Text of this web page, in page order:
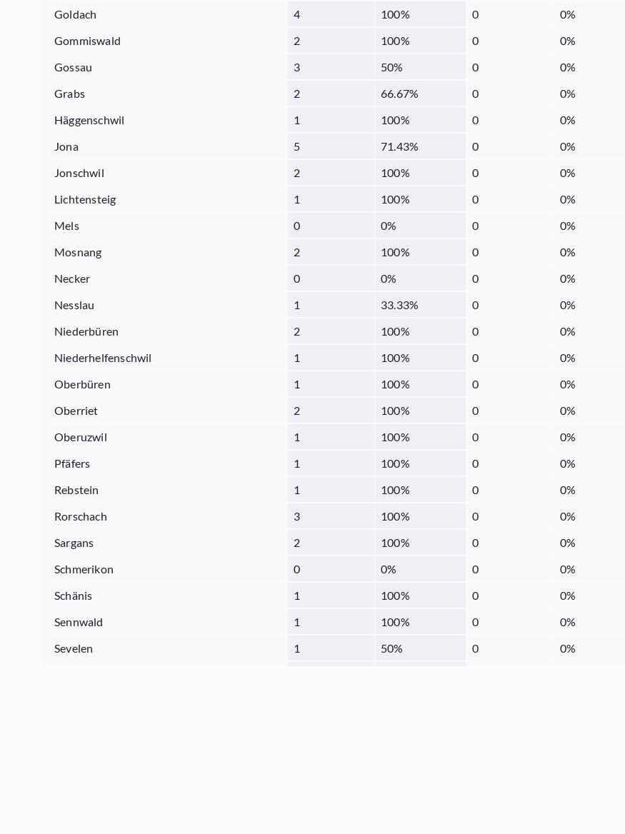
Goldach
4 100% 0 0%
Gommiswald
2 100% 0 0%
Gossau
3 50% 0 0%
Grabs
2 66.67% 0 0%
Häggenschwil
1 100% 0 0%
Jona
5 71.43% 0 0%
Jonschwil
2 100% 0 0%
Lichtensteig
1 100% 0 0%
Mels
0 0% 0 0%
Mosnang
2 100% 0 0%
Necker
0 0% 0 0%
Nesslau
1 33.33% 0 0%
Niederbüren
2 100% 0 0%
Niederhelfenschwil
1 100% 0 0%
Oberbüren
1 100% 0 0%
Oberriet
2 100% 0 0%
Oberuzwil
1 100% 0 0%
Pfäfers
1 100% 0 0%
Rebstein
1 100% 0 0%
Rorschach
3 100% 0 0%
Sargans
2 100% 0 0%
Schmerikon
0 0% 0 0%
Schänis
1 100% 0 0%
Sennwald
1 100% 0 0%
Sevelen
1 50% 0 0%